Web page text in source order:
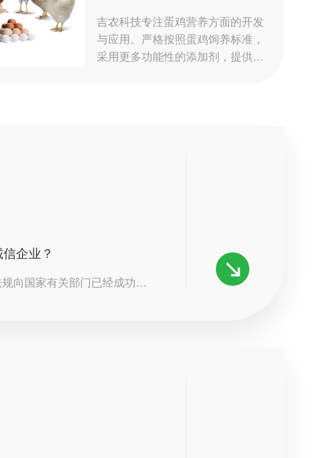
吉农科技专注蛋鸡营养方面的开发
与应用。严格按照蛋鸡饲养标准，
采用更多功能性的添加剂，提供全
企业？
向国家有关部门已经成功申